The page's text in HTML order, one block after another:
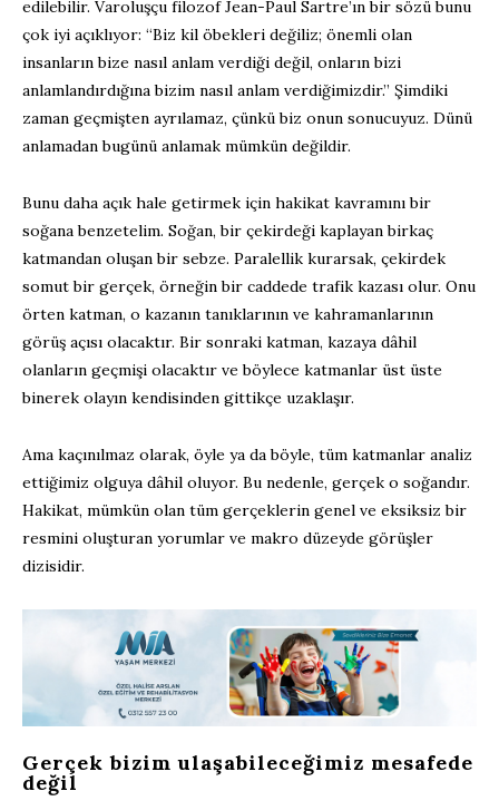
edilebilir. Varoluşçu filozof Jean-Paul Sartre’ın bir sözü bunu
çok iyi açıklıyor: “Biz kil öbekleri değiliz; önemli olan
insanların bize nasıl anlam verdiği değil, onların bizi
anlamlandırdığına bizim nasıl anlam verdiğimizdir.” Şimdiki
zaman geçmişten ayrılamaz, çünkü biz onun sonucuyuz. Dünü
anlamadan bugünü anlamak mümkün değildir.
Bunu daha açık hale getirmek için hakikat kavramını bir
soğana benzetelim. Soğan, bir çekirdeği kaplayan birkaç
katmandan oluşan bir sebze. Paralellik kurarsak, çekirdek
somut bir gerçek, örneğin bir caddede trafik kazası olur. Onu
örten katman, o kazanın tanıklarının ve kahramanlarının
görüş açısı olacaktır. Bir sonraki katman, kazaya dâhil
olanların geçmişi olacaktır ve böylece katmanlar üst üste
binerek olayın kendisinden gittikçe uzaklaşır.
Ama kaçınılmaz olarak, öyle ya da böyle, tüm katmanlar analiz
ettiğimiz olguya dâhil oluyor. Bu nedenle, gerçek o soğandır.
Hakikat, mümkün olan tüm gerçeklerin genel ve eksiksiz bir
resmini oluşturan yorumlar ve makro düzeyde görüşler
dizisidir.
Gerçek bizim ulaşabileceğimiz mesafede
değil